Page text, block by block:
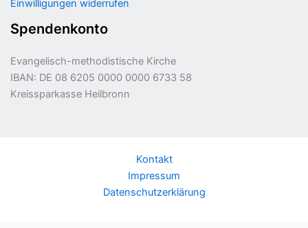
Einwilligungen widerrufen
Spendenkonto
Evangelisch-methodistische Kirche
IBAN: DE 08 6205 0000 0000 6733 58
Kreissparkasse Heilbronn
Kontakt
Impressum
Datenschutzerklärung